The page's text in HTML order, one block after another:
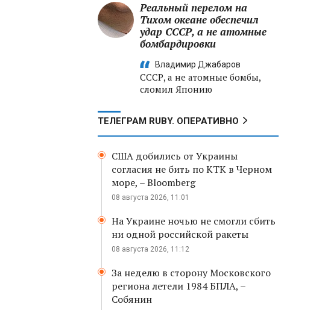
Реальный перелом на
Тихом океане обеспечил
удар СССР, а не атомные
бомбардировки
Владимир Джабаров
СССР, а не атомные бомбы,
сломил Японию
ТЕЛЕГРАМ RUBY. ОПЕРАТИВНО
США добились от Украины
согласия не бить по КТК в Черном
море, – Bloomberg
08 августа 2026, 11:01
На Украине ночью не смогли сбить
ни одной российской ракеты
08 августа 2026, 11:12
За неделю в сторону Московского
региона летели 1984 БПЛА, –
Собянин